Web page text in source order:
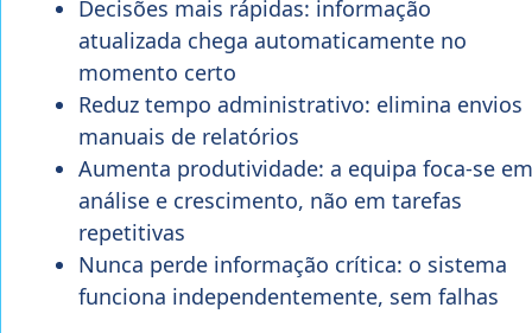
Decisões mais rápidas: informação
atualizada chega automaticamente no
momento certo
Reduz tempo administrativo: elimina envios
manuais de relatórios
Aumenta produtividade: a equipa foca-se em
análise e crescimento, não em tarefas
repetitivas
Nunca perde informação crítica: o sistema
funciona independentemente, sem falhas